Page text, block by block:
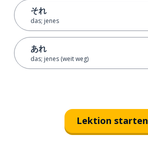
それ
das; jenes
あれ
das; jenes (weit weg)
Lektion starten